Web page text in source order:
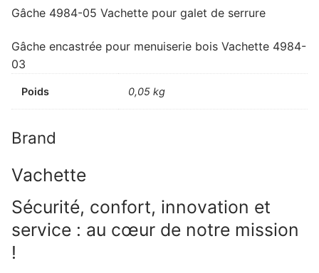
Gâche 4984-05 Vachette pour galet de serrure
Gâche encastrée pour menuiserie bois Vachette 4984-
03
Poids 0,05 kg
Brand
Vachette
Sécurité, confort, innovation et
service : au cœur de notre mission
!